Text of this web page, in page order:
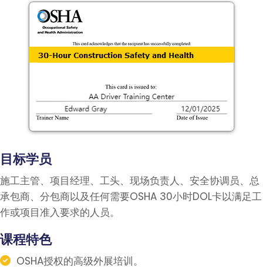
目标学员
施工主管、项目经理、工头、现场负责人、安全协调员、总
承包商、分包商以及任何需要OSHA 30小时DOL卡以满足工
作或项目准入要求的人员。
课程特色
OSHA授权的高级外展培训。